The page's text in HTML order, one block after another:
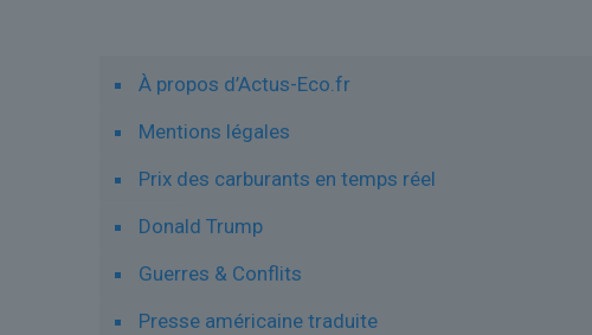
À propos d’Actus-Eco.fr
Mentions légales
Prix des carburants en temps réel
Donald Trump
Guerres & Conflits
Presse américaine traduite